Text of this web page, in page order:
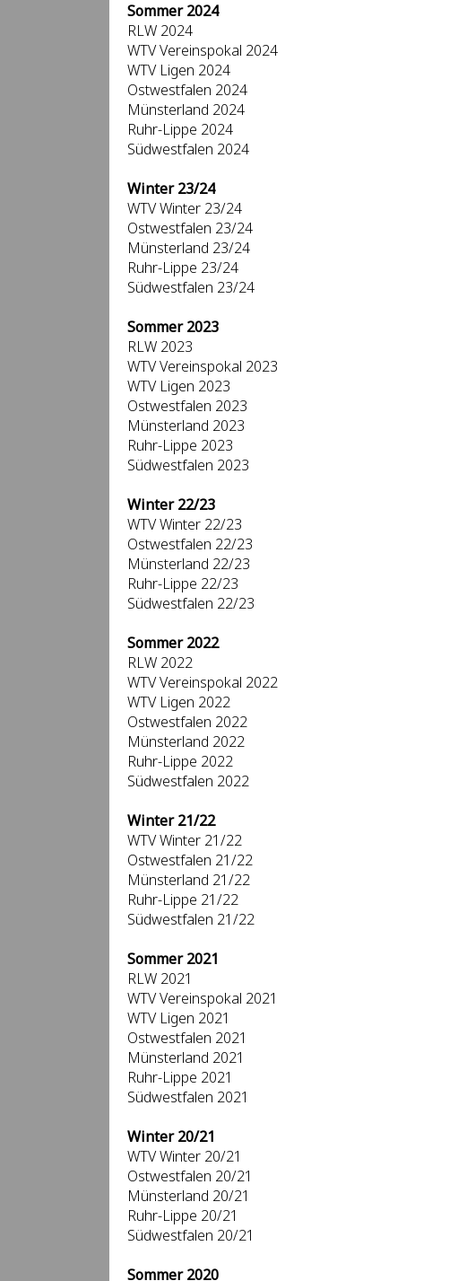
Sommer 2024
RLW 2024
WTV Vereinspokal 2024
WTV Ligen 2024
Ostwestfalen 2024
Münsterland 2024
Ruhr-Lippe 2024
Südwestfalen 2024
Winter 23/24
WTV Winter 23/24
Ostwestfalen 23/24
Münsterland 23/24
Ruhr-Lippe 23/24
Südwestfalen 23/24
Sommer 2023
RLW 2023
WTV Vereinspokal 2023
WTV Ligen 2023
Ostwestfalen 2023
Münsterland 2023
Ruhr-Lippe 2023
Südwestfalen 2023
Winter 22/23
WTV Winter 22/23
Ostwestfalen 22/23
Münsterland 22/23
Ruhr-Lippe 22/23
Südwestfalen 22/23
Sommer 2022
RLW 2022
WTV Vereinspokal 2022
WTV Ligen 2022
Ostwestfalen 2022
Münsterland 2022
Ruhr-Lippe 2022
Südwestfalen 2022
Winter 21/22
WTV Winter 21/22
Ostwestfalen 21/22
Münsterland 21/22
Ruhr-Lippe 21/22
Südwestfalen 21/22
Sommer 2021
RLW 2021
WTV Vereinspokal 2021
WTV Ligen 2021
Ostwestfalen 2021
Münsterland 2021
Ruhr-Lippe 2021
Südwestfalen 2021
Winter 20/21
WTV Winter 20/21
Ostwestfalen 20/21
Münsterland 20/21
Ruhr-Lippe 20/21
Südwestfalen 20/21
Sommer 2020